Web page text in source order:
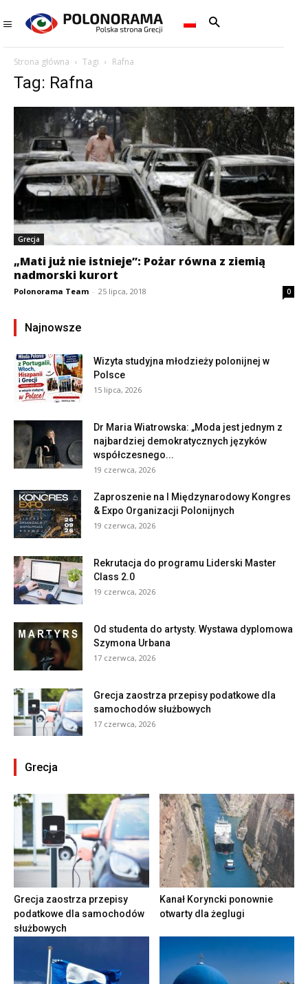
Strona główna Tagi Rafna
Tag: Rafna
Grecja
„Mati już nie istnieje”: Pożar równa z ziemią
nadmorski kurort
Polonorama Team - 25 lipca, 2018 0
Najnowsze
Wizyta studyjna młodzieży polonijnej w
Polsce
15 lipca, 2026
Dr Maria Wiatrowska: „Moda jest jednym z
najbardziej demokratycznych języków
współczesnego...
19 czerwca, 2026
Zaproszenie na I Międzynarodowy Kongres
& Expo Organizacji Polonijnych
19 czerwca, 2026
Rekrutacja do programu Liderski Master
Class 2.0
19 czerwca, 2026
Od studenta do artysty. Wystawa dyplomowa
Szymona Urbana
17 czerwca, 2026
Grecja zaostrza przepisy podatkowe dla
samochodów służbowych
17 czerwca, 2026
Grecja
Grecja zaostrza przepisy
podatkowe dla samochodów
służbowych
Kanał Koryncki ponownie
otwarty dla żeglugi